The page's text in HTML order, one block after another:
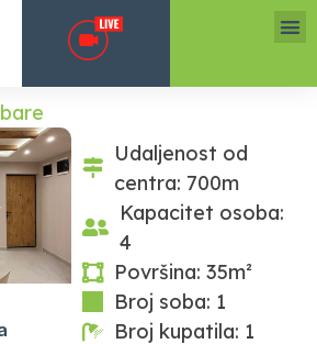
Udaljenost od
centra: 700m
Kapacitet osoba:
4
Površina: 35m²
Broj soba: 1
Broj kupatila: 1